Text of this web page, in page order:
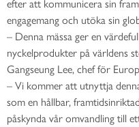
efter att kommunicera sin
engagemang och utöka sin
– Denna mässa ger en
nyckelprodukter på världens
Gangseung Lee, chef för
– Vi kommer att utnyttja
som en hållbar,
påskynda vår omvandling till